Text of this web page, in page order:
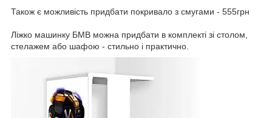
Також є можливість придбати покривало з смугами - 555грн
Ліжко машинку БМВ можна придбати в комплекті зі столом,
стелажем або шафою - стильно і практично.